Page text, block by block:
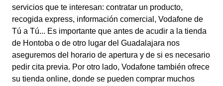
servicios que te interesan: contratar un producto,
recogida express, información comercial, Vodafone de
Tú a Tú... Es importante que antes de acudir a la tienda
de Hontoba o de otro lugar del Guadalajara nos
aseguremos del horario de apertura y de si es necesario
pedir cita previa. Por otro lado, Vodafone también ofrece
su tienda online, donde se pueden comprar muchos